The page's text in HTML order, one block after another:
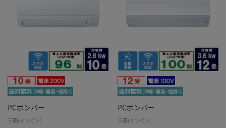
PCボンバー
三菱(ミツビシ)
PCボンバー
三菱(ミツビシ)